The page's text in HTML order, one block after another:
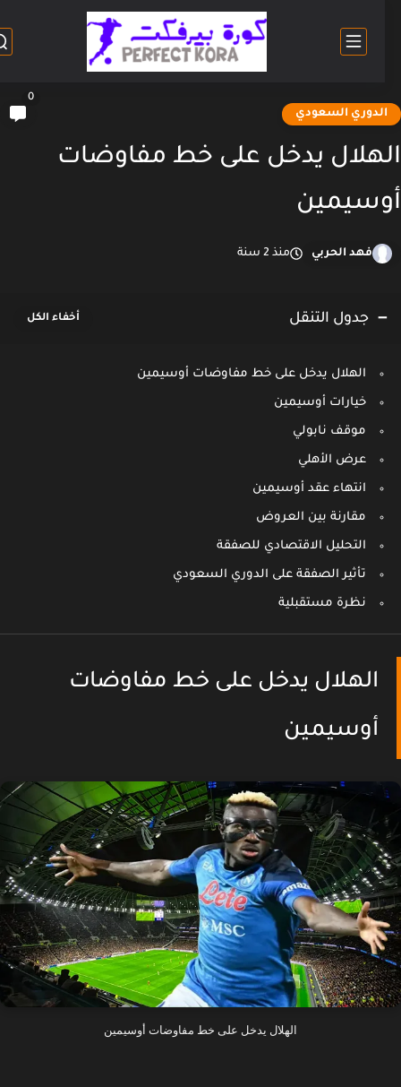
السعودي
يدخل على خط مفاوضات
فهد الحربي منذ 2 سنة
جدول التنقل
الهلال يدخل على خط مفاوضات أوسيمين
خيارات أوسيمين
موقف نابولي
عرض الأهلي
انتهاء عقد أوسيمين
مقارنة بين العروض
التحليل الاقتصادي للصفقة
تأثير الصفقة على الدوري السعودي
نظرة مستقبلية
الهلال يدخل على خط مفاوضات
أوسيمين
الهلال يدخل على خط مفاوضات أوسيمين